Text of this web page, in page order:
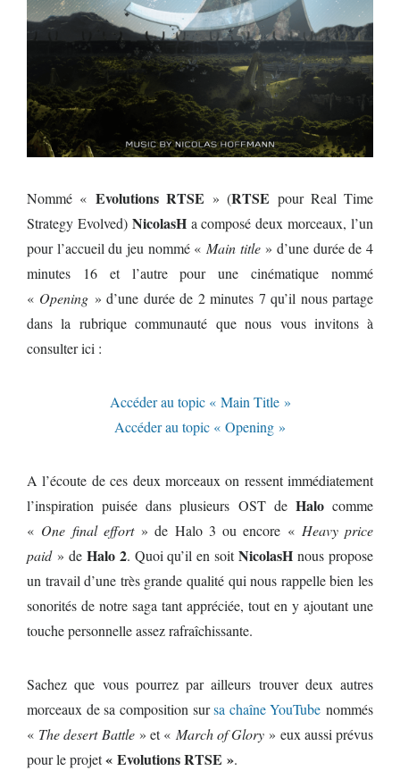
Nommé « Evolutions RTSE » (RTSE pour Real Time
Strategy Evolved) NicolasHa composé deux morceaux, l’un
pour l’accueil du jeu nommé « Main title» d’une durée de 4
minutes 16 et l’autre pour une cinématique nommé
« Opening » d’une durée de 2 minutes 7 qu’il nous partage
dans la rubrique communauté que nous vous invitons à
consulter ici :
Accéder au topic « Main Title »
Accéder au topic « Opening »
A l’écoute de ces deux morceaux on ressent immédiatement
l’inspiration puisée dans plusieurs OST de Halocomme
« One final effort» de Halo 3 ou encore « Heavy price
paid» de Halo 2. Quoi qu’il en soitNicolasH nous propose
un travail d’une très grande qualité qui nous rappelle bien les
sonorités de notre saga tant appréciée, tout en y ajoutant une
touche personnelle assez rafraîchissante.
Sachez que vous pourrez par ailleurs trouver deux autres
morceaux de sa composition sursa chaîne YouTube nommés
« The desert Battle» et « March of Glory » eux aussi prévus
pour le projet« Evolutions RTSE ».